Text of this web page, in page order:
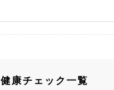
健康チェック一覧